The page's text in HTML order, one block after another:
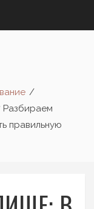
Разбираем
правильную